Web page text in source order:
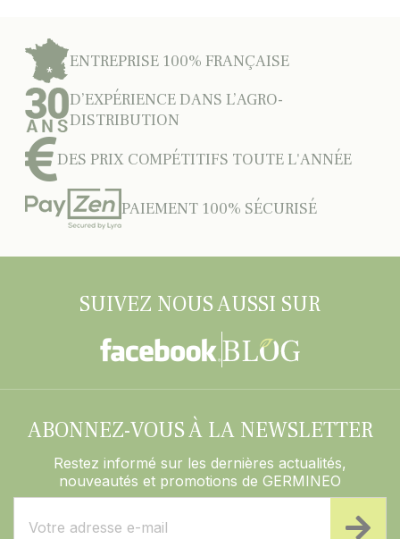
ENTREPRISE 100% FRANÇAISE
D’EXPÉRIENCE DANS L’AGRO-
DISTRIBUTION
DES PRIX COMPÉTITIFS TOUTE L'ANNÉE
PAIEMENT 100% SÉCURISÉ
SUIVEZ NOUS AUSSI SUR
ABONNEZ-VOUS À LA NEWSLETTER
Restez informé sur les dernières actualités,
nouveautés et promotions de GERMINEO